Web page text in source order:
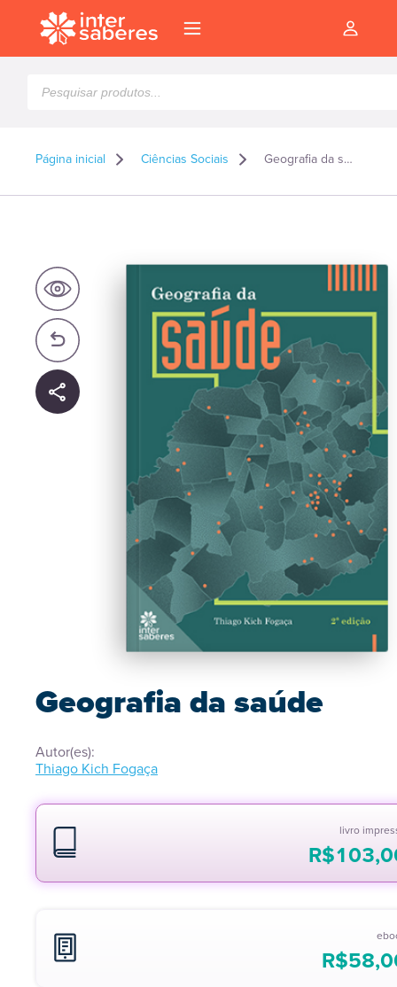
produtos
Página inicial Ciências Sociais Geografia da saúde
Geografia da saúde
Autor(es):
Thiago Kich Fogaça
livro
R$
R$